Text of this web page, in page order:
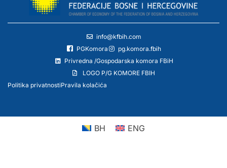
info@kfbih.com
PGKomora
pg.komora.fbih
Privredna /Gospodarska komora FBiH
LOGO P/G KOMORE FBIH
Politika privatnostiPravila kolačića
BH ENG